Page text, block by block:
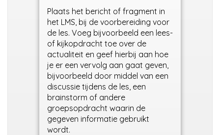
Plaats het bericht of fragment in
het LMS, bij de voorbereiding voor
de les. Voeg bijvoorbeeld een lees-
of kijkopdracht toe over de
actualiteit en geef hierbij aan hoe
je er een vervolg aan gaat geven,
bijvoorbeeld door middel van een
discussie tijdens de les, een
brainstorm of andere
groepsopdracht waarin de
gegeven informatie gebruikt
wordt.